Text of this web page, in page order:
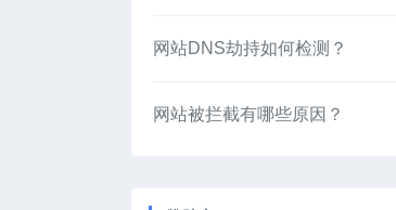
网站DNS劫持如何检测？
网站被拦截有哪些原因？